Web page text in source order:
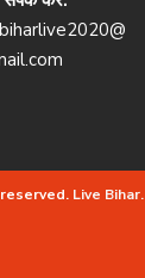
Live Bihar.